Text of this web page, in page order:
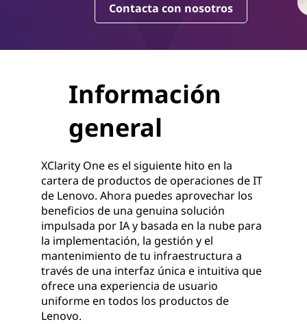
Contacta con nosotros
Información
general
XClarity One es el siguiente hito en la
cartera de productos de operaciones de IT
de Lenovo. Ahora puedes aprovechar los
beneficios de una genuina solución
impulsada por IA y basada en la nube para
la implementación, la gestión y el
mantenimiento de tu infraestructura a
través de una interfaz única e intuitiva que
ofrece una experiencia de usuario
uniforme en todos los productos de
Lenovo.